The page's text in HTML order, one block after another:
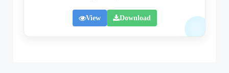
View Download